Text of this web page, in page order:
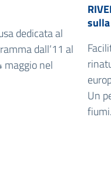
dedicata al
dall’11 al
maggio nel
Un
fiumi.